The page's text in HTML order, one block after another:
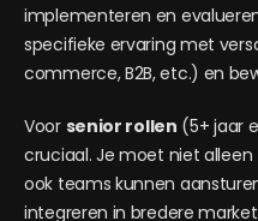
implementeren en
specifieke ervaring met
commerce, B2B, etc.) en
Voor senior rollen (5+ jaar
cruciaal. Je moet niet
ook teams kunnen
integreren in bredere